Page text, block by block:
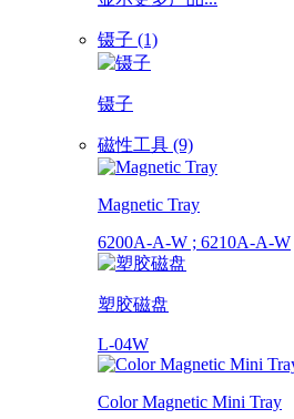
镊子 (1)
镊子
磁性工具 (9)
Magnetic Tray
6200A-A-W ; 6210A-A-W
塑胶磁盘
L-04W
Color Magnetic Mini Tray